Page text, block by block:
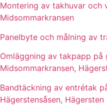
Montering av takhuvar och
Midsommarkransen
Panelbyte och målning av
Omläggning av takpapp på
Midsommarkransen,
Bandtäckning av entrétak
Hägerstensåsen, Hägersten